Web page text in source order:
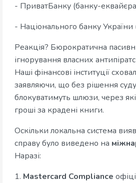
- ПриватБанку (банку-
- Національного банку
Реакція? Бюрократична
ігнорування власних
Наші фінансові інституції
заявляючи, що без рішення
блокуватимуть шлюзи, через
гроші за крадені книги.
Оскільки локальна система
справу було виведено на
Наразі:
1. Mastercard Compliance